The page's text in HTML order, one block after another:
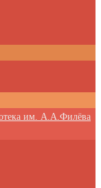
им. А.А.Филёва